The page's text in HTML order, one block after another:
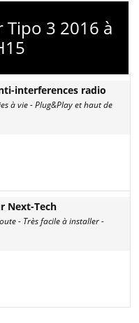
3 2016 à
interferences radio
à vie - Plug&Play et haut de
Next-Tech
- Très facile à installer -